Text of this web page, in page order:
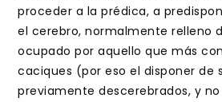
proceder a la prédica, a
el cerebro, normalmente relleno
ocupado por aquello que más
caciques (por eso el disponer de
previamente descerebrados, y no